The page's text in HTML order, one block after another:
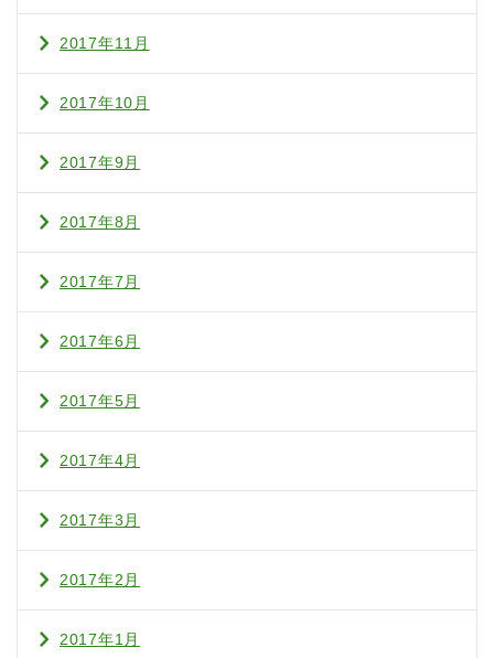
2017年11月
2017年10月
2017年9月
2017年8月
2017年7月
2017年6月
2017年5月
2017年4月
2017年3月
2017年2月
2017年1月